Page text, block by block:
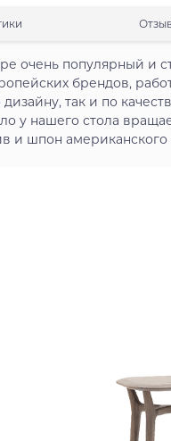
очень популярный и
брендов,
так и по
у нашего стола
шпон американского